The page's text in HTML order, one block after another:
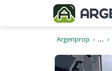
Argenprop ...